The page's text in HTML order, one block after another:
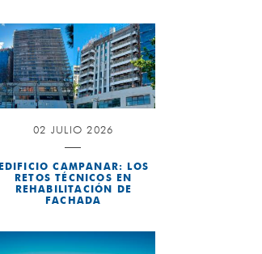
02 JULIO 2026
EDIFICIO CAMPANAR: LOS
RETOS TÉCNICOS EN
REHABILITACIÓN DE
FACHADA